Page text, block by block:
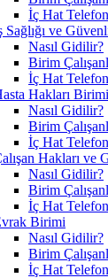
İç Hat
Sağlığı ve
Nasıl Gidilir?
Birim
İç Hat
Hakları Birimi
Nasıl Gidilir?
Birim
İç Hat
Hakları ve
Nasıl Gidilir?
Birim
İç Hat
Birimi
Nasıl Gidilir?
Birim
İç Hat